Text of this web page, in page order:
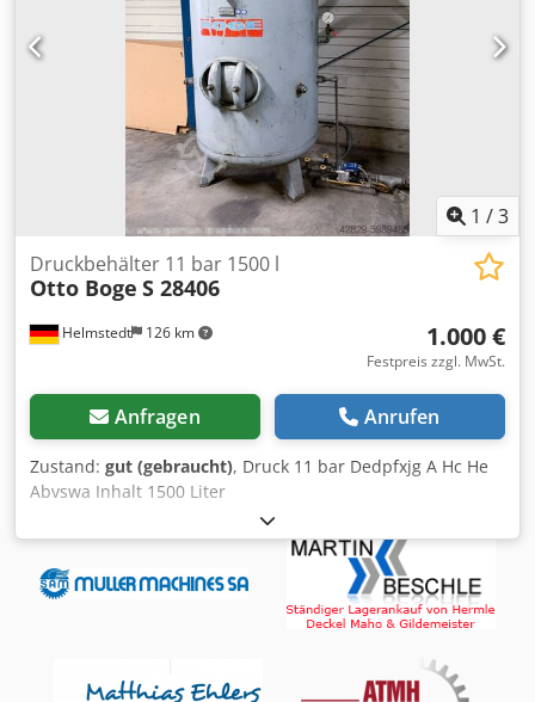
pneumatisch vertikal und horizontal - pneumatische
Nebelsprüheinrichtung - höhenverstellbare
Maschinenfüße - Materialauflagen verfahrbar mit Säge -
Zweihand Steuerung - Stückzähler Schnittdurchmesser
laut Tabb. Schneidbereichdiagramm, da abhängig von
Geschwindigkeit und Sägeblatt. Schnittgeschwindigkeit bei
2820 U/min. und Sägeblatt Ø = 66 m/sec. Zubehör: - 2
Ersatzsägeblätter *
1 /3
Helmstedt 126 km
Druckbehälter 11 bar 1500 l
Otto Boge S 28406
1.000 €
Festpreis zzgl. MwSt.
Anfragen Anrufen
Zustand: gut (gebraucht), Druck 11 bar Dedpfxjg A Hc He
Abvswa Inhalt 1500 Liter